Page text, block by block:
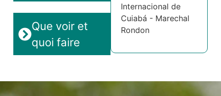
Que voir et
quoi faire
Internacional de
Cuiabá - Marechal
Rondon